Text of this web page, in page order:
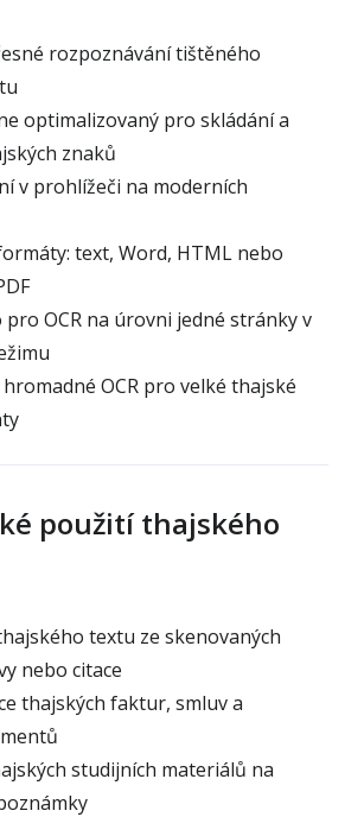
rozpoznávání tištěného
optimalizovaný pro skládání a
znaků
v prohlížeči na moderních
text, Word, HTML nebo
pro OCR na úrovni jedné stránky v
OCR pro velké thajské
použití thajského
textu ze skenovaných
nebo citace
thajských faktur, smluv a
studijních materiálů na